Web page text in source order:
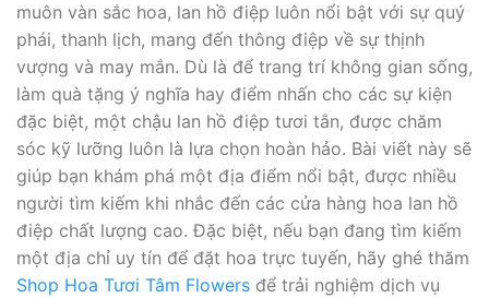
muôn vàn sắc hoa, lan hồ điệp luôn nổi bật với sự quý
phái, thanh lịch, mang đến thông điệp về sự thịnh
vượng và may mắn. Dù là để trang trí không gian sống,
làm quà tặng ý nghĩa hay điểm nhấn cho các sự kiện
đặc biệt, một chậu lan hồ điệp tươi tắn, được chăm
sóc kỹ lưỡng luôn là lựa chọn hoàn hảo. Bài viết này sẽ
giúp bạn khám phá một địa điểm nổi bật, được nhiều
người tìm kiếm khi nhắc đến các cửa hàng hoa lan hồ
điệp chất lượng cao. Đặc biệt, nếu bạn đang tìm kiếm
một địa chỉ uy tín để đặt hoa trực tuyến, hãy ghé thăm
Shop Hoa Tươi Tâm Flowers để trải nghiệm dịch vụ